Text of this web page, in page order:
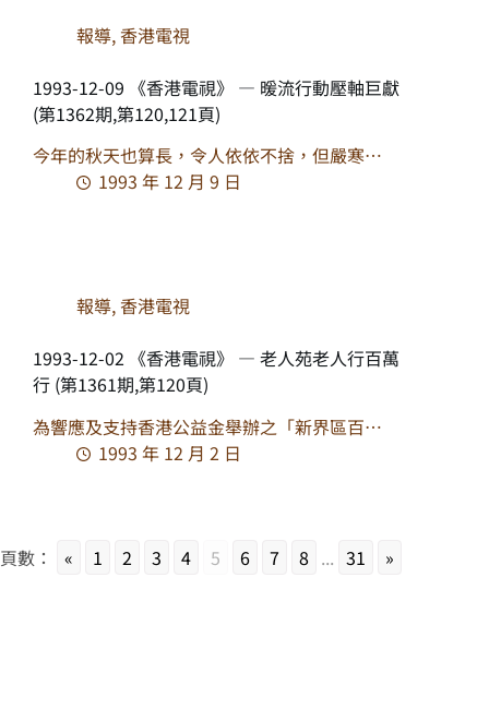
報導,香港電視
1993-12-09 《香港電視》 — 暖流行動壓軸巨獻
(第1362期,第120,121頁)
今年的秋天也算長，令人依依不捨，但嚴寒…
1993 年 12 月 9 日
報導,香港電視
1993-12-02 《香港電視》 — 老人苑老人行百萬
行 (第1361期,第120頁)
為響應及支持香港公益金舉辦之「新界區百…
1993 年 12 月 2 日
頁數： « 1 2 3 4 5 6 7 8 ... 31 »